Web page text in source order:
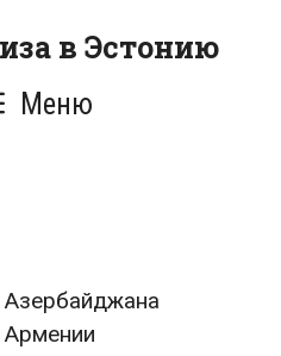
в Эстонию
Меню